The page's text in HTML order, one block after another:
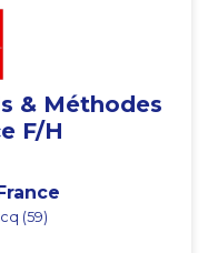
& Méthodes
F/H
(59)